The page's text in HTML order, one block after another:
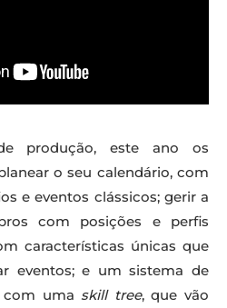
produção, este ano os
o seu calendário, com
e eventos clássicos; gerir a
com posições e perfis
características únicas que
eventos; e um sistema de
com umaskill tree, que vão